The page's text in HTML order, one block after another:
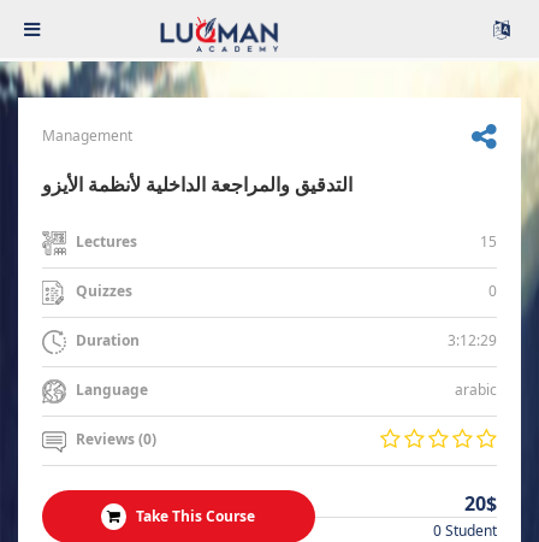
Management
التدقيق والمراجعة الداخلية لأنظمة الأيزو
Lectures 15
Quizzes 0
Duration 3:12:29
Language arabic
Reviews (0)
Take This Course 20$
0 Student